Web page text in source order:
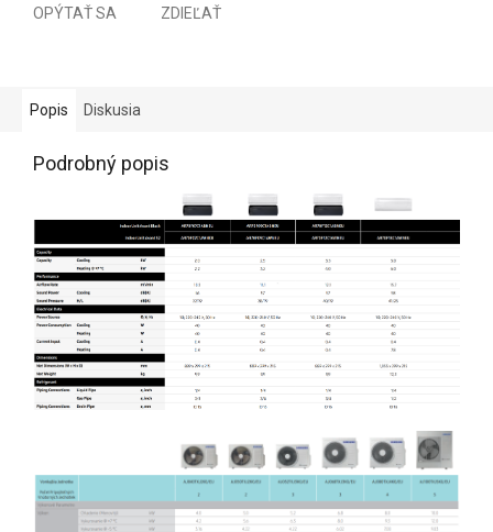
OPÝTAŤ SA ZDIEĽAŤ
Popis Diskusia
Podrobný popis